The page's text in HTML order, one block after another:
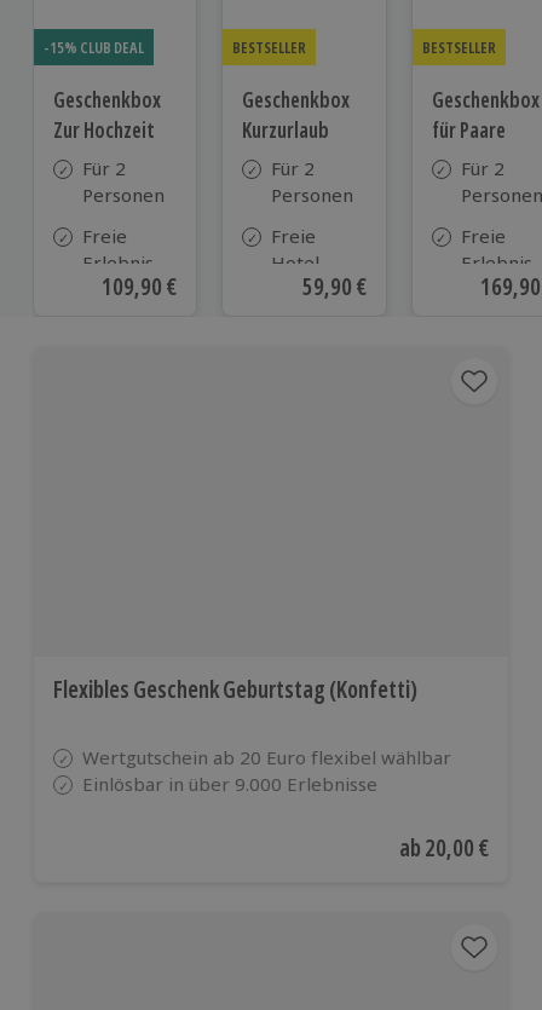
-15% CLUB DEAL
Geschenkbox
Zur Hochzeit
Für 2
Personen
Freie
Erlebnis-
Auswahl
Aktueller Preis
109,90 €
BESTSELLER
Geschenkbox
Kurzurlaub
Für 2
Personen
Freie
Hotel-
Auswahl
Aktueller Preis
59,90 €
BESTSELLER
Geschenkbox
für Paare
Für 2
Personen
Freie
Erlebnis-
Auswahl
Flexibles Geschenk Geburtstag (Konfetti)
Wertgutschein ab 20 Euro flexibel wählbar
Einlösbar in über 9.000 Erlebnisse
Aktueller Preis
ab20,00 €